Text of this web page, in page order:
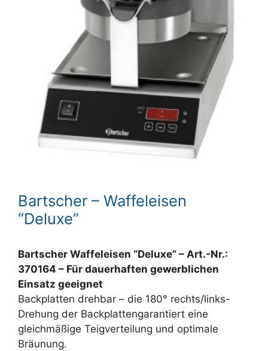
Bartscher – Waffeleisen
“Deluxe”
Bartscher Waffeleisen “Deluxe” – Art.-Nr.:
370164 – Für dauerhaften gewerblichen
Einsatz geeignet
Backplatten drehbar – die 180° rechts/links-
Drehung der Backplattengarantiert eine
gleichmäßige Teigverteilung und optimale
Bräunung.